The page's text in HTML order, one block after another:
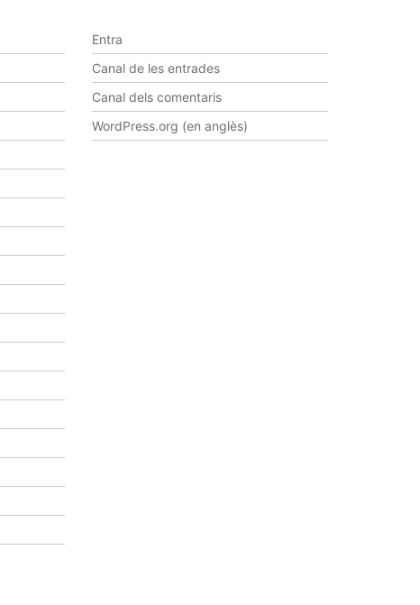
Entra
Canal de les entrades
Canal dels comentaris
WordPress.org (en anglès)